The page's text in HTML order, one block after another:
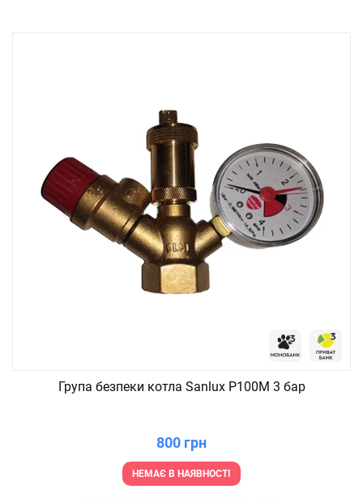
Група безпеки котла Sanlux P100M 3 бар
800 грн
НЕМАЄ В НАЯВНОСТІ